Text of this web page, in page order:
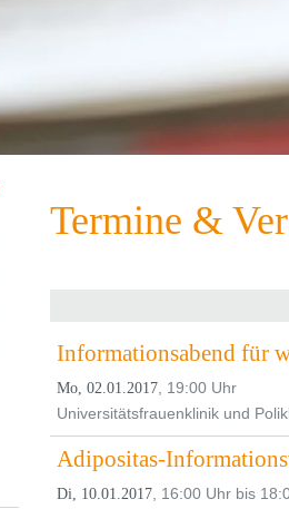
Termine &
Informationsabend für
Mo, 02.01.2017, 19:00 Uhr
Universitätsfrauenklinik und
Adipositas-
Di, 10.01.2017, 16:00 Uhr bis